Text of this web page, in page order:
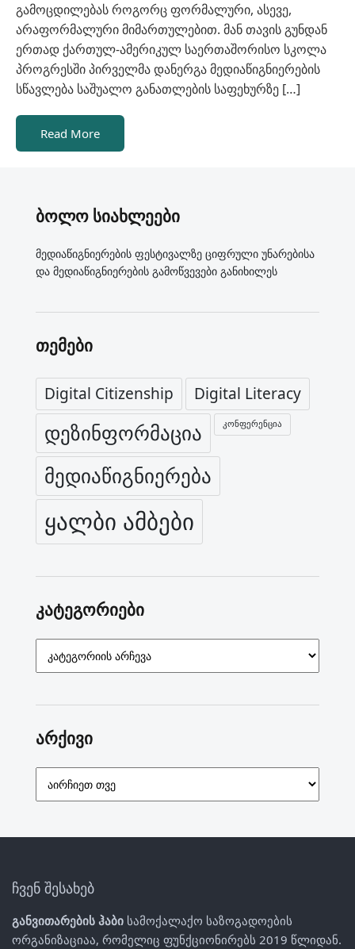
გამოცდილებას როგორც ფორმალური, ასევე,
არაფორმალური მიმართულებით. მან თავის გუნდან
ერთად ქართულ-ამერიკულ საერთაშორისო სკოლა
პროგრესში პირველმა დანერგა მედიაწიგნიერების
სწავლება საშუალო განათლების საფეხურზე […]
Read More
ბოლო სიახლეები
მედიაწიგნიერების ფესტივალზე ციფრული უნარებისა
და მედიაწიგნიერების გამოწვევები განიხილეს
თემები
Digital Citizenship Digital Literacy
დეზინფორმაცია კონფერენცია
მედიაწიგნიერება
ყალბი ამბები
კატეგორიები
არქივი
ჩვენ შესახებ
განვითარების ჰაბი სამოქალაქო საზოგადოების
ორგანიზაციაა, რომელიც ფუნქციონირებს 2019 წლიდან.